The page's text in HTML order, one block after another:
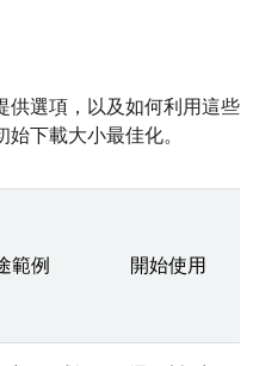
供選項，以及如何利用這些
下載大小最佳化。
範例 開始使用